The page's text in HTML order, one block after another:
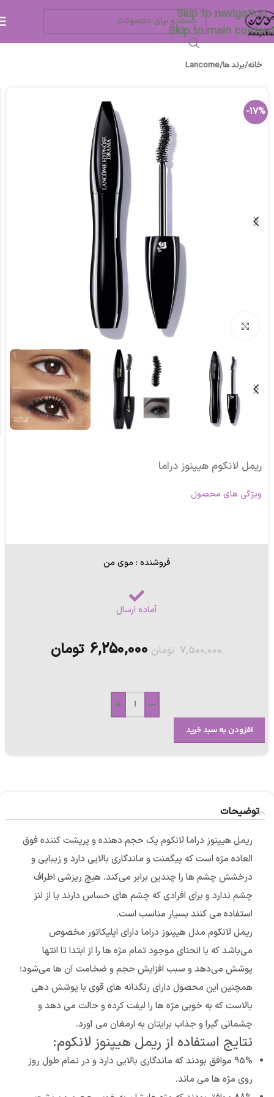
Skip to navigation
Skip to main content
خانه/برند ها/
Lancome
-17%
برای بزرگنمایی کلیک کنید
ریمل لانکوم هیپنوز دراما
ویژگی های محصول
فروشنده : موی من
آماده ارسال
7,500,000 تومان 6,250,000 تومان
-
+
افزودن به سبد خرید
توضیحات
ریمل هیپنوز دراما لانکوم یک حجم دهنده و پرپشت کننده فوق
العاده مژه است که پیگمنت و ماندگاری بالایی دارد و زیبایی و
درخشش چشم ها را چندین برابر می‌کند. هیچ ریزشی اطراف
چشم ندارد و برای افرادی که چشم های حساس دارند یا از لنز
استفاده می کنند بسیار مناسب است.
ریمل لانکوم مدل هیپنوز دراما دارای اپلیکاتور مخصوص
می‌باشد که با انحنای موجود تمام مژه ها را از ابتدا تا انتها
پوشش می‌دهد و سبب افزایش حجم و ضخامت آن ها می‌شود؛
همچنین این محصول دارای رنگدانه های قوی با پوشش دهی
بالاست که به خوبی مژه ها را لیفت کرده و حالت می دهد و
چشمانی گیرا و جذاب برایتان به ارمغان می آورد.
نتایج استفاده از ریمل هیپنوز لانکوم:
95% موافق بودند که ماندگاری بالایی دارد و در تمام طول روز
روی مژه ها می ماند.